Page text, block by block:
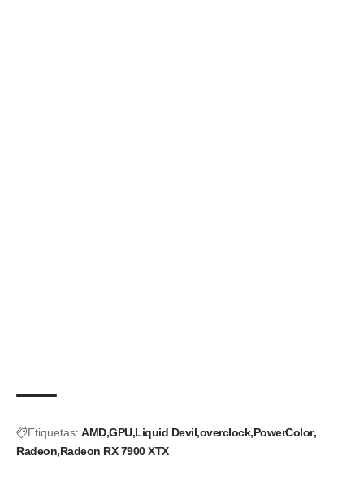
Etiquetas: AMD GPU Liquid Devil overclock PowerColor
Radeon Radeon RX 7900 XTX